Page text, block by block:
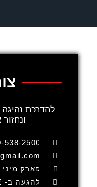
להדרכת
538-2500
פארק
להגעה ב- WAZE